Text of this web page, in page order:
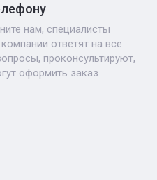
нам, специалисты
ответят на все
проконсультируют,
оформить заказ